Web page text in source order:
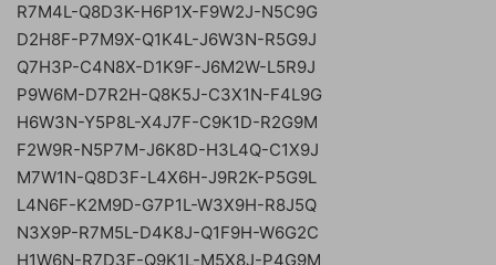
R7M4L-Q8D3K-H6P1X-F9W2J-N5C9G
D2H8F-P7M9X-Q1K4L-J6W3N-R5G9J
Q7H3P-C4N8X-D1K9F-J6M2W-L5R9J
P9W6M-D7R2H-Q8K5J-C3X1N-F4L9G
H6W3N-Y5P8L-X4J7F-C9K1D-R2G9M
F2W9R-N5P7M-J6K8D-H3L4Q-C1X9J
M7W1N-Q8D3F-L4X6H-J9R2K-P5G9L
L4N6F-K2M9D-G7P1L-W3X9H-R8J5Q
N3X9P-R7M5L-D4K8J-Q1F9H-W6G2C
H1W6N-R7D3F-Q9K1L-M5X8J-P4G9M